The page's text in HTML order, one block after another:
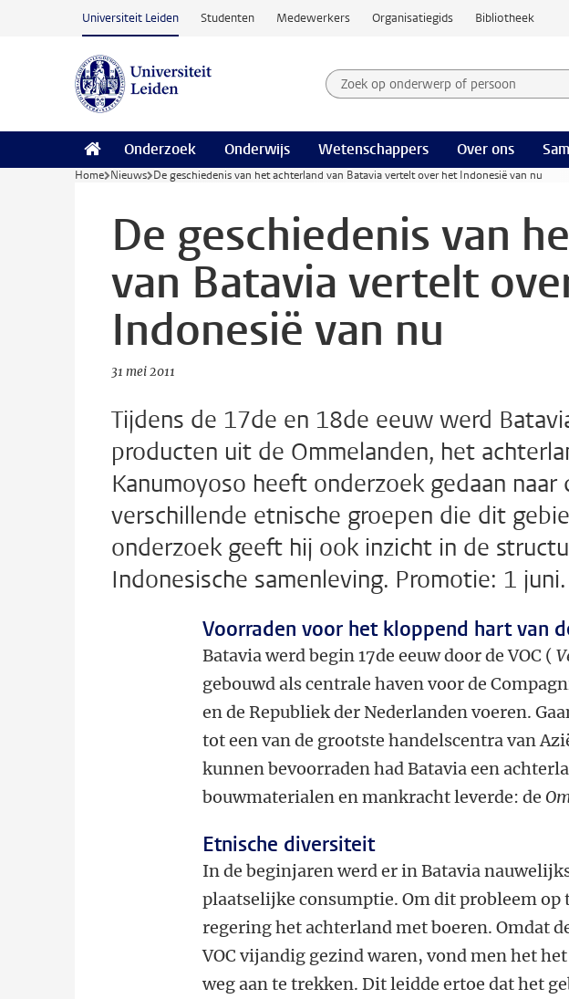
Ga naar hoofdinhoud
Universiteit Leiden Studenten Medewerkers Organisatiegids Bibliotheek
Zoek op onderwerp of
Zoekterm
Onderzoek Onderwijs Wetenschappers Over ons
Home Nieuws De geschiedenis van het achterland van Batavia vertelt over het Indonesië van nu
De geschiedenis van
van Batavia vertelt
Indonesië van nu
31 mei 2011
Tijdens de 17de en 18de eeuw werd
producten uit de Ommelanden, het
Kanumoyoso heeft onderzoek gedaan naar
verschillende etnische groepen die dit
onderzoek geeft hij ook inzicht in de
Indonesische samenleving. Promotie: 1 juni.
Voorraden voor het kloppend hart van
Batavia werd begin 17de eeuw door de VOC (
gebouwd als centrale haven voor de
en de Republiek der Nederlanden voeren.
tot een van de grootste handelscentra van
kunnen bevoorraden had Batavia een
bouwmaterialen en mankracht leverde: de
Etnische diversiteit
In de beginjaren werd er in Batavia
plaatselijke consumptie. Om dit probleem op
regering het achterland met boeren. Omdat
VOC vijandig gezind waren, vond men het
weg aan te trekken. Dit leidde ertoe dat het